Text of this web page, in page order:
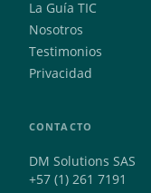
La Guía TIC
Nosotros
Testimonios
Privacidad
CONTACTO
DM Solutions SAS
+57 (1) 261 7191